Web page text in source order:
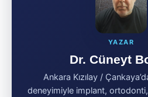
YAZAR
Dr. Cüneyt
Ankara Kızılay /
deneyimiyle implant,